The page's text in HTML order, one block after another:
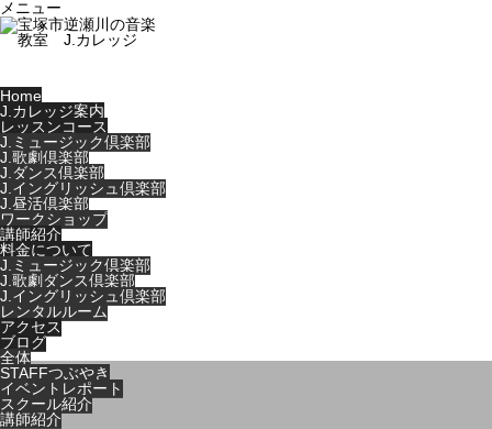
メニュー
Home
J.カレッジ案内
レッスンコース
J.ミュージック倶楽部
J.歌劇倶楽部
J.ダンス倶楽部
J.イングリッシュ倶楽部
J.昼活倶楽部
ワークショップ
講師紹介
料金について
J.ミュージック倶楽部
J.歌劇ダンス倶楽部
J.イングリッシュ倶楽部
レンタルルーム
アクセス
ブログ
全体
STAFFつぶやき
イベントレポート
スクール紹介
講師紹介